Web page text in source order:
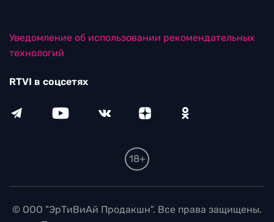
Уведомление об использовании рекомендательных
технологий
RTVI в соцсетях
18+
© ООО "ЭрТиВиАй Продакшн". Все права защищены.